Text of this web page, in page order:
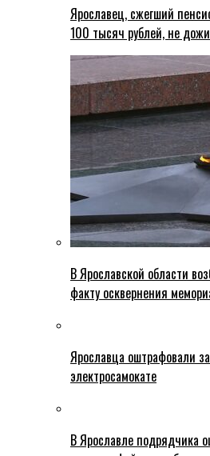
Ярославец, сжегший
100 тысяч рублей, не
В Ярославской области
факту осквернения
Ярославца оштрафовали
электросамокате
В Ярославле подрядчика